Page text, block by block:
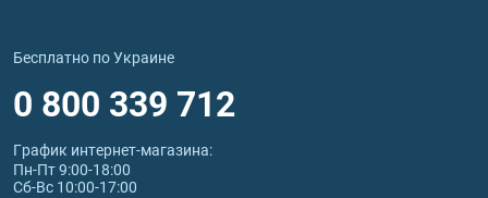
Бесплатно по Украине
0 800 339 712
График интернет‑магазина:
Пн-Пт 9:00-18:00
Сб-Вс 10:00-17:00